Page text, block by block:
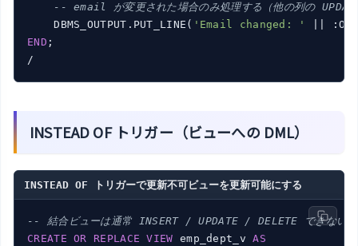
-- email が変更された場合のみ処理する（他の列の
    DBMS_OUTPUT.PUT_LINE(
'Email changed: '
||
END ;
INSTEAD OF トリガー（ビューへの DML）
INSTEAD OF トリガーで更新不可ビューを更新可能にする
-- 結合ビューは通常 INSERT / UPDATE / DELETE できない
CREATE
OR REPLACE VIEW emp_dept_v AS